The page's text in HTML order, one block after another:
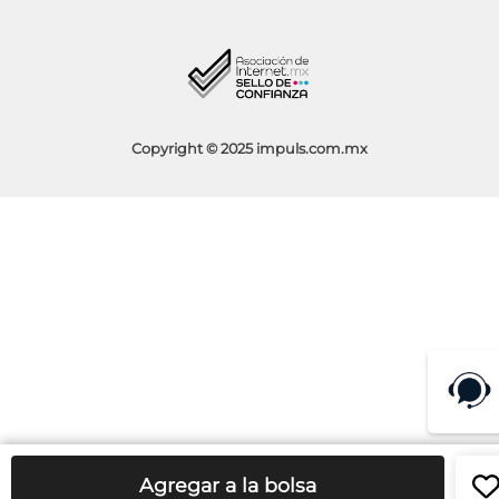
Agregar a la bolsa
Aviso de Privacidad
Copyright © 2025 impuls.com.mx